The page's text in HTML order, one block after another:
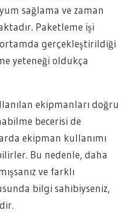
sağlama ve zaman
Paketleme işi
gerçekleştirildiği
yeteneği oldukça
ekipmanları doğru
becerisi de
ekipman kullanımı
Bu nedenle, daha
ve farklı
bilgi sahibiyseniz,